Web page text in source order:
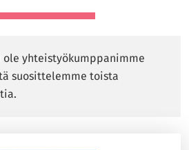
ole yhteistyökumppanimme
suosittelemme toista